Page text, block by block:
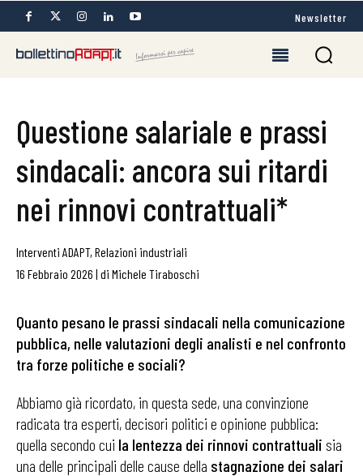
Newsletter
Questione salariale e prassi
sindacali: ancora sui ritardi
nei rinnovi contrattuali*
Interventi ADAPT, Relazioni industriali
16 Febbraio 2026 | di Michele Tiraboschi
Quanto pesano le prassi sindacali nella comunicazione
pubblica, nelle valutazioni degli analisti e nel confronto
tra forze politiche e sociali?
Abbiamo già ricordato, in questa sede, una convinzione
radicata tra esperti, decisori politici e opinione pubblica:
quella secondo cui la lentezza dei rinnovi contrattuali sia
una delle principali delle cause della stagnazione dei salari